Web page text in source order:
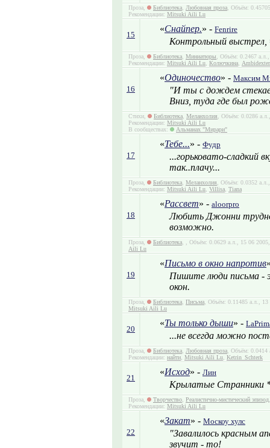
Проза, Библиотека Любовная проза , Объём:
Рекомендации: Mitsuki Aili Lu
15
«Снайпер.» - Fenrire
Контрольный выстрел,
Проза, Библиотека Миниатюры , Объём: 0.2467
Рекомендации: Mitsuki Aili Lu Колючкина Ambidexter
16
«Одиночество» - Максим
"И ты с дождем
Вниз, туда где был
Стихи, Библиотека Меланхолия , Объём: 0.0286
Рекомендации: Mitsuki Aili Lu
В сообществах:
Альманах "Мирари"
17
«Тебе...» - Фудр
...горьковато-сладкий
так..плачу...
Проза, Библиотека Меланхолия , Объём: 0.0352
Рекомендации: Mitsuki Aili Lu Villisa Tiana
18
«Рассвет» - aloorpro
Любить Джонни
возможно.
Проза, Библиотека
, Объём: 0.0629 а.л., 15 06
Aili Lu
19
«Письмо в окно напротив
Пишите люди письма -
окон.
Проза, Библиотека Письма , Объём: 0.11485 а.л.,
Mitsuki Aili Lu
20
«Ты только дыши» -
...не всегда можно
Проза, Библиотека Любовная проза , Объём:
Рекомендации: найти Mitsuki Aili Lu Ketrin_Schterk
21
«Исход» - Лин
Крылатые Странники
Проза, Творчество Реалистично-мистический эпизод
Рекомендации: Mitsuki Aili Lu
22
«Закат» - Москоу хулс
"Завалилось красным
звучит - то!